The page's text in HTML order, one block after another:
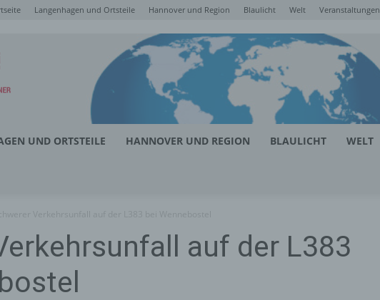
Langenhagen und Ortsteile Hannover und Region Blaulicht Welt Veranstaltungen
UND ORTSTEILE HANNOVER UND REGION BLAULICHT WELT
auf der L383